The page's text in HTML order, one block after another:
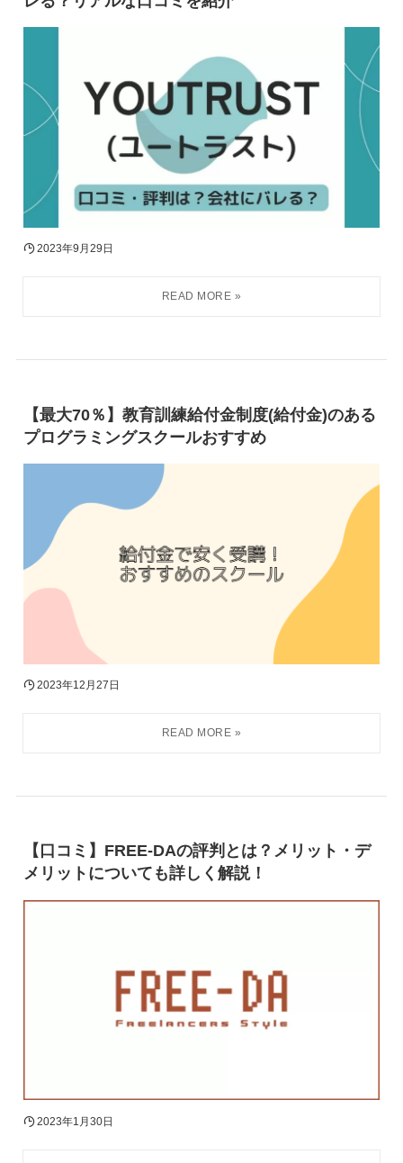
2023年9月29日
【最大70％】教育訓練給付金制度(給付金)のある
プログラミングスクールおすすめ
2023年12月27日
【口コミ】FREE-DAの評判とは？メリット・デ
メリットについても詳しく解説！
2023年1月30日